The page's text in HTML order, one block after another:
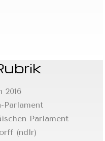
2016
Parlament
Parlament
(ndlr)